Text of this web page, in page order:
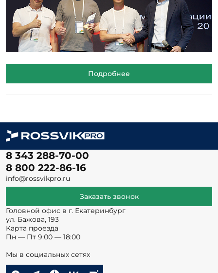
Подробнее
8 343 288-70-00
8 800 222-86-16
info@rossvikpro.ru
Заказать звонок
Головной офис в г. Екатеринбург
ул. Бажова, 193
Карта проезда
Пн — Пт 9:00 — 18:00
Мы в социальных сетях